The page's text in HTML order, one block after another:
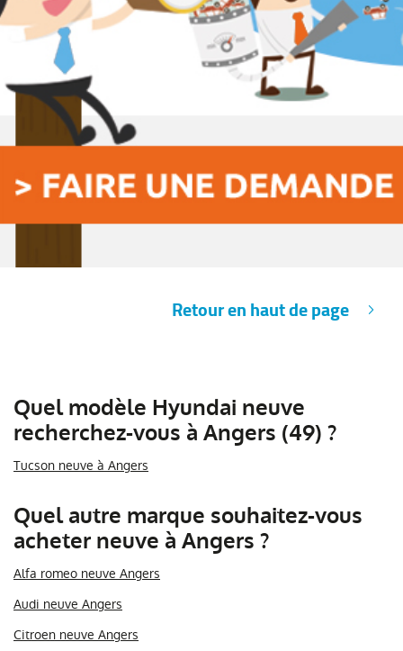
Retour en haut de page
Quel modèle Hyundai neuve
recherchez-vous à Angers (49) ?
Tucson neuve à Angers
Quel autre marque souhaitez-vous
acheter neuve à Angers ?
Alfa romeo neuve Angers
Audi neuve Angers
Citroen neuve Angers